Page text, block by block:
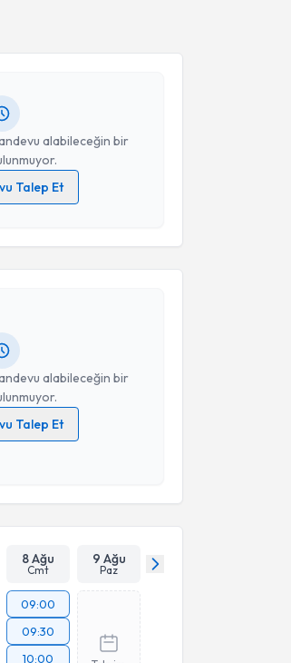
alabileceğin bir
Talep Et
ilişkinAydınlatma Metni
alabileceğin bir
Talep Et
ilişkinAydınlatma Metni
8 Ağu
Cmt
9 Ağu
Paz
09:00
09:30
10:00